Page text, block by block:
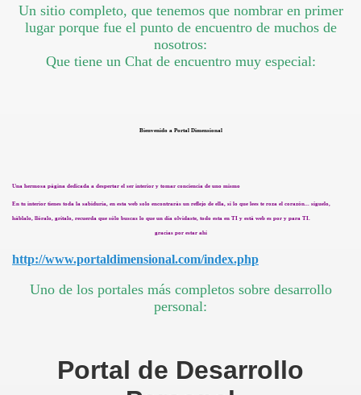
Un sitio completo, que tenemos que nombrar en primer
lugar porque fue el punto de encuentro de muchos de
nosotros:
Que tiene un Chat de encuentro muy especial:
Bienvenido a Portal Dimensional
Una hermosa página dedicada a despertar el ser interior y tomar conciencia de uno mismo
En tu interior tienes toda la sabiduría, en esta web solo encontrarás un reflejo de ella, si lo que lees te roza el corazón... síguelo,
háblalo, llóralo, grítalo, recuerda que sólo buscas lo que un día olvidaste, todo esta en TI y está web es por y para TI.
gracias por estar ahí
http://www.portaldimensional.com/index.php
Uno de los portales más completos sobre desarrollo
personal:
Portal de Desarrollo